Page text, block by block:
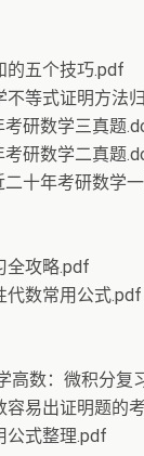
的五个技巧.pdf
不等式证明方法
考研数学三真题
考研数学二真题
二十年考研数学
全攻略.pdf
代数常用公式.pdf
高数：微积分复
容易出证明题的
公式整理.pdf